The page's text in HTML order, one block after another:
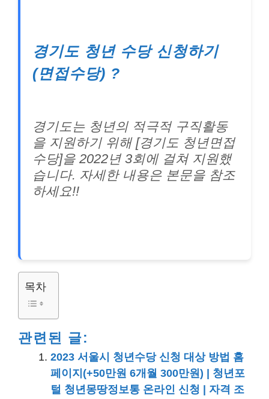
경기도 청년 수당 신청하기
(면접수당) ?
경기도는 청년의 적극적 구직활동
을 지원하기 위해 [경기도 청년면접
수당]을 2022년 3회에 걸쳐 지원했
습니다. 자세한 내용은 본문을 참조
하세요!!
목차
관련된 글:
2023 서울시 청년수당 신청 대상 방법 홈
페이지(+50만원 6개월 300만원) | 청년포
털 청년몽땅정보통 온라인 신청 | 자격 조